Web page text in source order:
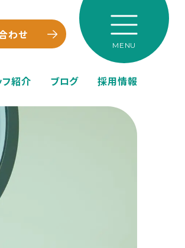
わせ
フ紹介 ブログ 採用情報